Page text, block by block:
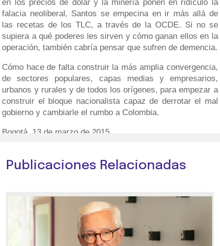
en los precios de dólar y la minería ponen en ridículo la
falacia neoliberal, Santos se empecina en ir más allá de
las recetas de los TLC, a través de la OCDE. Si no se
supiera a qué poderes les sirven y cómo ganan ellos en la
operación, también cabría pensar que sufren de demencia.
Cómo hace de falta construir la más amplia convergencia,
de sectores populares, capas medias y empresarios,
urbanos y rurales y de todos los orígenes, para empezar a
construir el bloque nacionalista capaz de derrotar el mal
gobierno y cambiarle el rumbo a Colombia.
Bogotá, 13 de marzo de 2015.
Publicaciones Relacionadas